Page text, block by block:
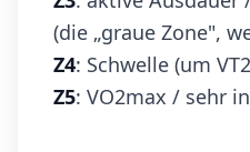
(die „graue Zone",
Z4: Schwelle (um
Z5: VO2max / sehr